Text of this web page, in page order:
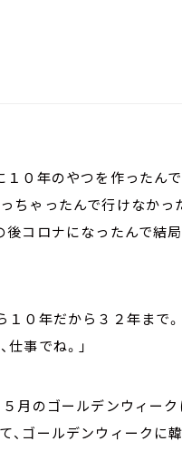
０年のやつを作ったんで
ちゃったんで行けなかっ
後コロナになったんで結
１０年だから３２年まで
事でね。」
５月のゴールデンウィー
、ゴールデンウィークに韓